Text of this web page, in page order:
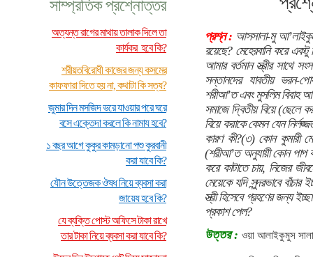
সাম্প্রতিক প্রশ্নোত্তর
অত্যন্ত রাগের মাথায় তালাক দিলে তা
কার্যকর হবে কি?
শরীয়তবিরোধী কাজের জন্য কসমের
কাফফারা দিতে হয় না, কথাটা কি সত্য?
জুমার দিন মসজিদ ভরে যাওয়ার পরে ঘরে
বসে এক্তেদা করলে কি নামায হবে?
১ বছর আগে কুকুর কামড়ানো পশু কুরবানী
করা যাবে কি?
যৌন উত্তেজক ঔষধ নিয়ে ব্যবসা করা
জায়েয হবে কি?
যে ব্যক্তি পোস্ট অফিসে টাকা রাখে
তার টাকা নিয়ে ব্যবসা করা যাবে কি?
প্রশ্ন : আসসালা-মু
রয়েছে? মেহেরবানি করে
আমার বর্তমান স্ত্রীর সাথে
সন্তানদের যাবতীয় ভরন-
শরীআ’ত এবং মুসলিম বিবাহ
সমাজে দ্বিতীয় বিয়ে (ছেলে
বিয়ে করাকে কেমন যেন
কারণ কী?(৩) কোন কুমারী
(শরীআ’ত অনুযায়ী কোন পাপ
করে কাটাতে চায়, নিজের
মেয়েকে যদি সুন্দরভাবে
স্ত্রী হিসেবে গ্রহণের জন্য
প্রকাশ পেল?
উত্তর : ওয়া আলাইকুমুস